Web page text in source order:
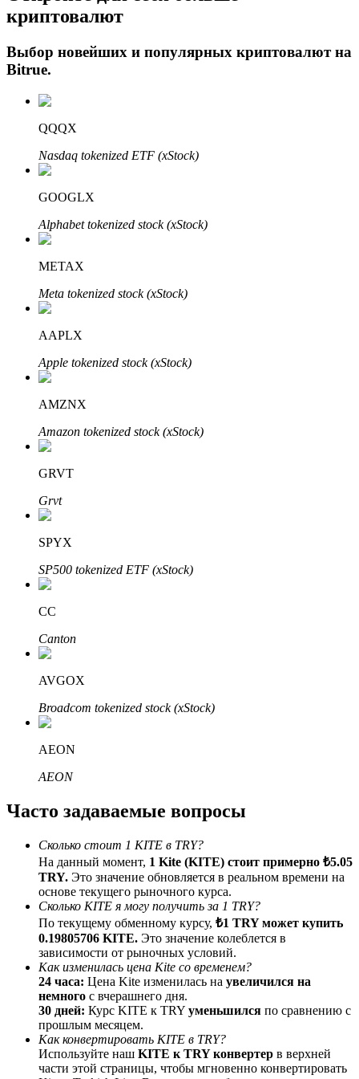
Авто Инвест
Узнайте о пассивном доходе
Bitrue
AI
Bitrue Партнеры
Партнеры Bitrue
Реферал
Пригласите друга, чтобы получить денежные
вознаграждения
Deposit CASHCAT & Win
криптовалют
Выбор новейших и популярных криптовалют на
Bitrue.
QQQX
Nasdaq tokenized ETF (xStock)
GOOGLX
Alphabet tokenized stock (xStock)
METAX
Meta tokenized stock (xStock)
AAPLX
Apple tokenized stock (xStock)
AMZNX
Amazon tokenized stock (xStock)
GRVT
Grvt
SPYX
SP500 tokenized ETF (xStock)
CC
Canton
AVGOX
Broadcom tokenized stock (xStock)
AEON
AEON
Часто задаваемые вопросы
Сколько стоит 1 KITE в TRY?
На данный момент, 1 Kite (KITE) стоит примерно ₺5.05
TRY. Это значение обновляется в реальном времени на
основе текущего рыночного курса.
Сколько KITE я могу получить за 1 TRY?
По текущему обменному курсу, ₺1 TRY может купить
0.19805706 KITE. Это значение колеблется в
зависимости от рыночных условий.
Как изменилась цена Kite со временем?
24 часа: Цена Kite изменилась на увеличился на
немного с вчерашнего дня.
30 дней: Курс KITE к TRY уменьшился по сравнению с
прошлым месяцем.
Как конвертировать KITE в TRY?
Используйте наш KITE к TRY конвертер в верхней
части этой страницы, чтобы мгновенно конвертировать